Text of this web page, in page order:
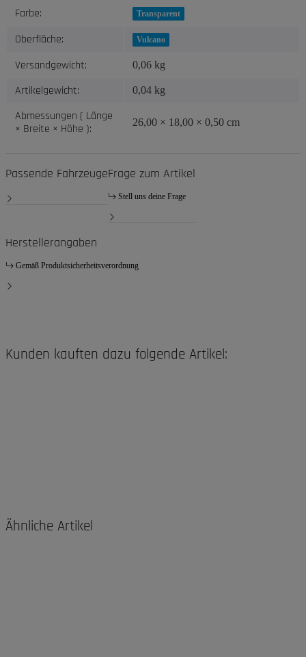
Produkteigenschaft
Wert
Farbe: Transparent
Oberfläche: Vulcano
Versandgewicht: 0,06 kg
Artikelgewicht: 0,04 kg
Abmessungen ( Länge
× Breite × Höhe ):
26,00 × 18,00 × 0,50 cm
Passende FahrzeugeFrage zum Artikel
Stell uns deine Frage
Herstellerangaben
Gemäß Produktsicherheitsverordnung
Kunden kauften dazu folgende Artikel:
Ähnliche Artikel